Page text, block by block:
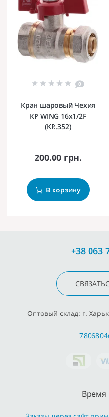
0
Кран шаровый Чехия
КР WING 16x1/2F
(KR.352)
200.00 грн.
В корзину
+38 063
Оптовый склад: г.
Время